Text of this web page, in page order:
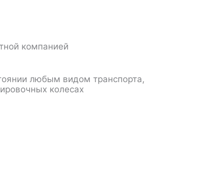
компанией
любым видом транспорта,
колесах